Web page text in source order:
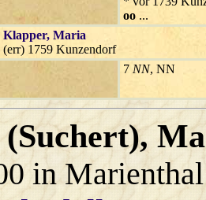
oo ...
Klapper, Maria
(err) 1759 Kunzendorf
7 NN, NN
,
in Marienthal